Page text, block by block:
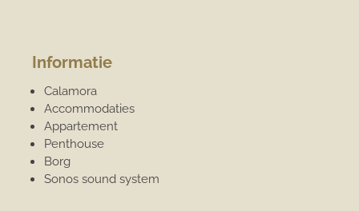
Informatie
Calamora
Accommodaties
Appartement
Penthouse
Borg
Sonos sound system